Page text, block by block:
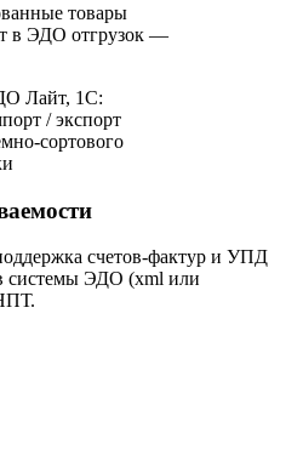
товары
в ЭДО отгрузок —
Лайт, 1С:
/ экспорт
сортового
счетов-фактур и УПД
системы ЭДО (xml или